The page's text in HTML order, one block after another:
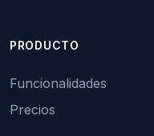
PRODUCTO
Funcionalidades
Precios